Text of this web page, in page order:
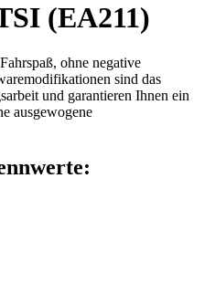
(EA211)
ohne negative
sind das
und garantieren Ihnen ein
ausgewogene